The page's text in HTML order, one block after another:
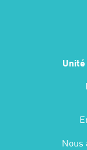
Nous